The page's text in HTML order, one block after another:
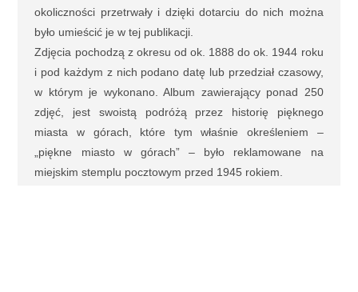
okoliczności przetrwały i dzięki dotarciu do nich można
było umieścić je w tej publikacji.
Zdjęcia pochodzą z okresu od ok. 1888 do ok. 1944 roku
i pod każdym z nich podano datę lub przedział czasowy,
w którym je wykonano. Album zawierający ponad 250
zdjęć, jest swoistą podróżą przez historię pięknego
miasta w górach, które tym właśnie określeniem –
„piękne miasto w górach” – było reklamowane na
miejskim stemplu pocztowym przed 1945 rokiem.